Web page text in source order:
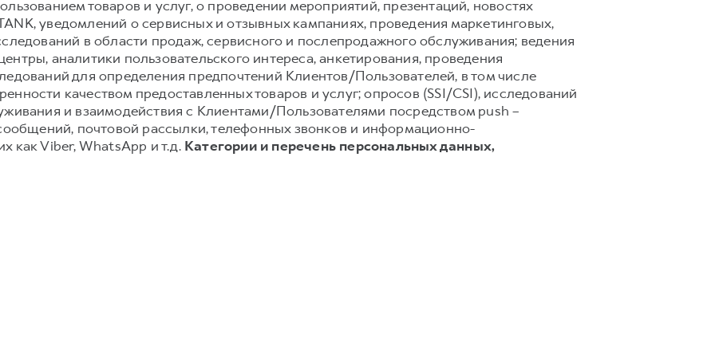
товаров и услуг, о проведении мероприятий, презентаций, новостях
уведомлений о сервисных и отзывных кампаниях, проведения маркетинговых,
в области продаж, сервисного и послепродажного обслуживания; ведения
аналитики пользовательского интереса, анкетирования, проведения
для определения предпочтений Клиентов/Пользователей, в том числе
качеством предоставленных товаров и услуг; опросов (SSI/CSI), исследований
и взаимодействия с Клиентами/Пользователями посредством push –
почтовой рассылки, телефонных звонков и информационно-
как Viber, WhatsApp и т.д. Категории и перечень персональных данных,